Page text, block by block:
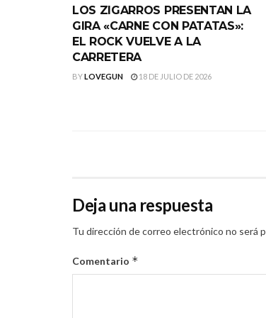
LOS ZIGARROS PRESENTAN LA
GIRA «CARNE CON PATATAS»:
EL ROCK VUELVE A LA
CARRETERA
BYLOVEGUN 18 DE JULIO DE 2026
Deja una respuesta
Tu dirección de correo electrónico no será
Comentario *